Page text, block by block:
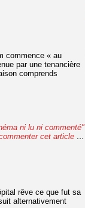
commence « au
par une tenancière
comprends
ni lu ni commenté"
cet article …
rêve ce que fut sa
alternativement